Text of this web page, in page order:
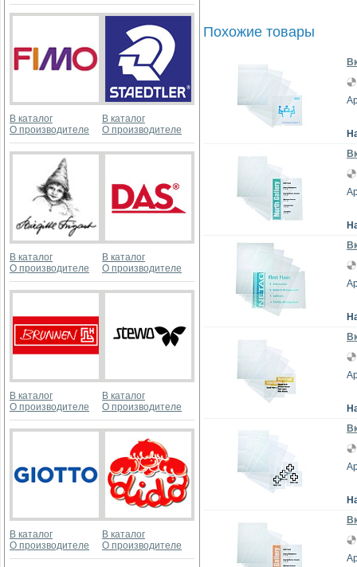
В каталог
О производителе
В каталог
О производителе
В каталог
О производителе
В каталог
О производителе
В каталог
О производителе
В каталог
О производителе
В каталог
О производителе
В каталог
О производителе
Похожие товары